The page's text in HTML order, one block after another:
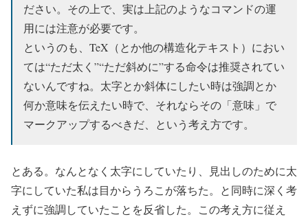
ださい。その上で、実は上記のようなコマンドの運
用には注意が必要です。
というのも、TeX（とか他の構造化テキスト）におい
ては“ただ太く”“ただ斜めに”する命令は推奨されてい
ないんですね。太字とか斜体にしたい時は強調とか
何か意味を伝えたい時で、それならその「意味」で
マークアップするべきだ、という考え方です。
とある。なんとなく太字にしていたり、見出しのために太
字にしていた私は目からうろこが落ちた。と同時に深く考
えずに強調していたことを反省した。この考え方に従え